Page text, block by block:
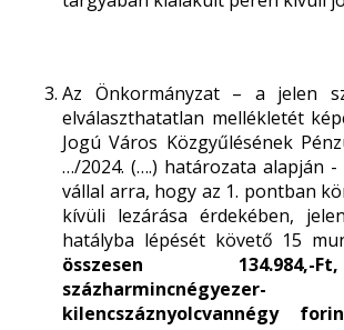
Az Önkormányzat – a jelen
elválaszthatatlan mellékletét
Jogú Város Közgyűlésének
…/2024. (….) határozata alapján
vállal arra, hogy az 1. pontban
kívüli lezárása érdekében,
hatályba lépését követő 15
összesen
százharmincnégyezer-
kilencszáznyolcvannégy